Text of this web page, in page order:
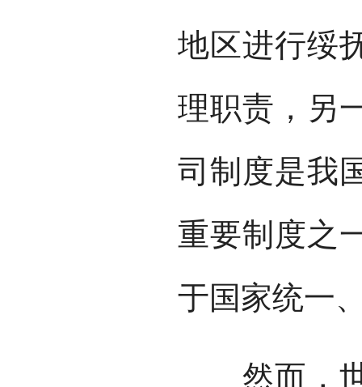
地区进行绥
理职责，另
司制度是我
重要制度之
于国家统一
然而，世